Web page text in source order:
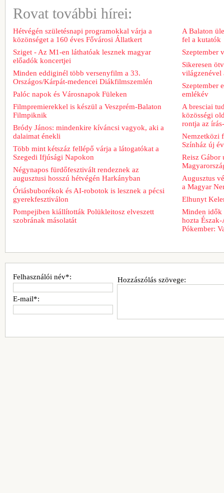
Rovat további hírei:
Hétvégén születésnapi programokkal várja a
közönséget a 160 éves Fővárosi Állatkert
Sziget - Az M1-en láthatóak lesznek magyar
előadók koncertjei
Minden eddiginél több versenyfilm a 33.
Országos/Kárpát-medencei Diákfilmszemlén
Palóc napok és Városnapok Füleken
Filmpremierekkel is készül a Veszprém-Balaton
Filmpiknik
Bródy János: mindenkire kíváncsi vagyok, aki a
dalaimat énekli
Több mint kétszáz fellépő várja a látogatókat a
Szegedi Ifjúsági Napokon
Négynapos fürdőfesztivált rendeznek az
augusztusi hosszú hétvégén Harkányban
Óriásbuborékok és AI-robotok is lesznek a pécsi
gyerekfesztiválon
Pompejiben kiállították Polükleitosz elveszett
szobrának másolatát
A Balaton
fel a kutatók
Szeptember
Sikeresen
világzenével
Szeptember
emlékév
A bresciai
közösségi
rontja az
Nemzetközi
Színház új
Reisz Gábor
Augusztus
a Magyar
Elhunyt
Minden idők
hozta
Pókember:
Hozzászólás szövege:
Felhasználói név*:
E-mail*: